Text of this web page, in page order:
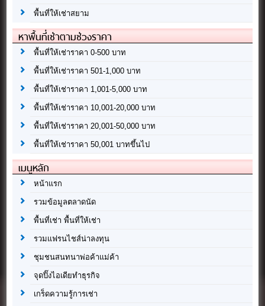
พื้นที่ให้เช่าสยาม
หาพื้นที่เช่าตามช่วงราคา
พื้นที่ให้เช่าราคา 0-500 บาท
พื้นที่ให้เช่าราคา 501-1,000 บาท
พื้นที่ให้เช่าราคา 1,001-5,000 บาท
พื้นที่ให้เช่าราคา 10,001-20,000 บาท
พื้นที่ให้เช่าราคา 20,001-50,000 บาท
พื้นที่ให้เช่าราคา 50,001 บาทขึ้นไป
เมนูหลัก
หน้าแรก
รวมข้อมูลตลาดนัด
พื้นที่เช่า พื้นที่ให้เช่า
รวมแฟรนไชส์น่าลงทุน
ชุมชนสนทนาพ่อค้าแม่ค้า
จุดปิ๊งไอเดียทำธุรกิจ
เกร็ดความรู้การเช่า